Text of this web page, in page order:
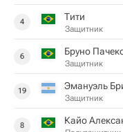
4 Тити
Защитник
6 Бруно
Защитник
19 Эмануэль
Защитник
8 Кайо